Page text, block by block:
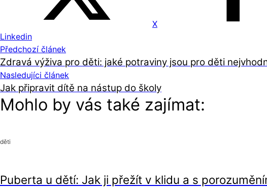
X
Linkedin
Předchozí článek
Zdravá výživa pro děti: jaké potraviny jsou pro děti
Nasledujíci článek
Jak připravit dítě na nástup do školy
Mohlo by vás také zajímat:
děti
Puberta u dětí: Jak ji přežít v klidu a s